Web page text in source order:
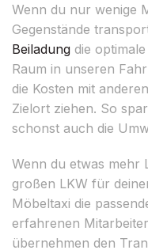
Wenn du nur wenige
Gegenstände
Beiladung die
Raum in unseren
die Kosten mit
Zielort ziehen. So
schonst auch die
Wenn du etwas mehr
großen LKW für
Möbeltaxi die
erfahrenen
übernehmen den